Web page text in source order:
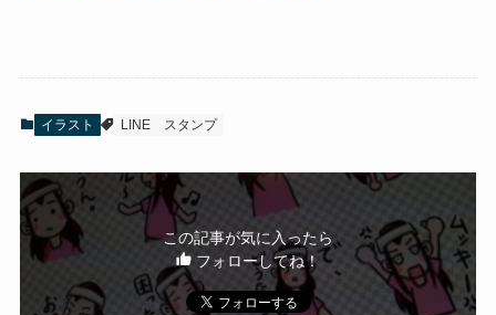
イラスト LINE スタンプ
この記事が気に入ったら
フォローしてね！